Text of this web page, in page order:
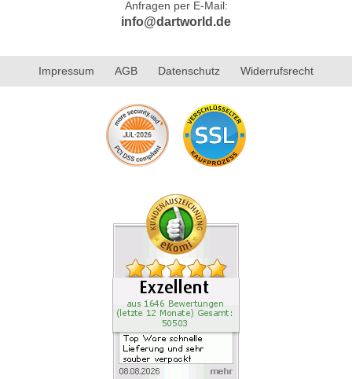
Anfragen per E-Mail:
info@dartworld.de
Impressum AGB Datenschutz Widerrufsrecht